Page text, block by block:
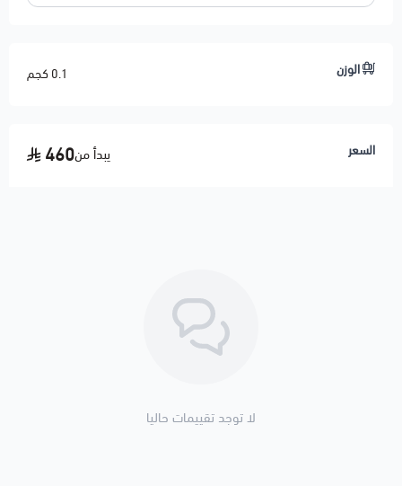
الوزن 0.1 كجم
السعر يبدأ من460
لا توجد تقييمات حاليا